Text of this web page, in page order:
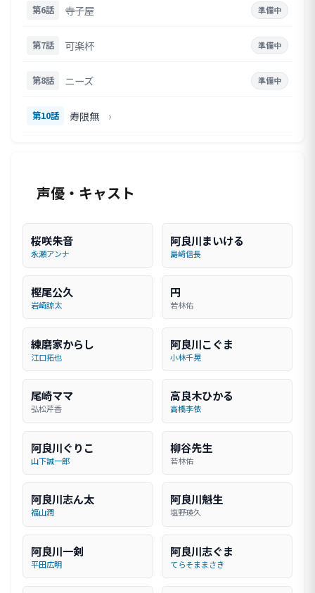
第6話 寺子屋 準備中
第7話 可楽杯 準備中
第8話 ニーズ 準備中
第10話 寿限無 ›
声優・キャスト
桜咲朱音
永瀬アンナ
阿良川まいける
島﨑信長
樫尾公久
岩崎諒太
円
若林佑
練磨家からし
江口拓也
阿良川こぐま
小林千晃
尾崎ママ
弘松芹香
高良木ひかる
高橋李依
阿良川ぐりこ
山下誠一郎
柳谷先生
若林佑
阿良川志ん太
福山潤
阿良川魁生
塩野瑛久
阿良川一剣
平田広明
阿良川志ぐま
てらそままさき